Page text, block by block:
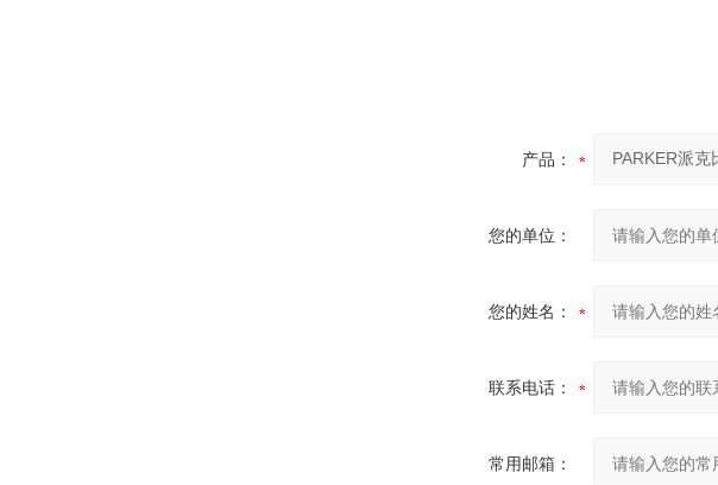
产品：
您的单位：
您的姓名：
联系电话：
常用邮箱：